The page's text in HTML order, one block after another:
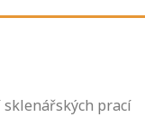
prací